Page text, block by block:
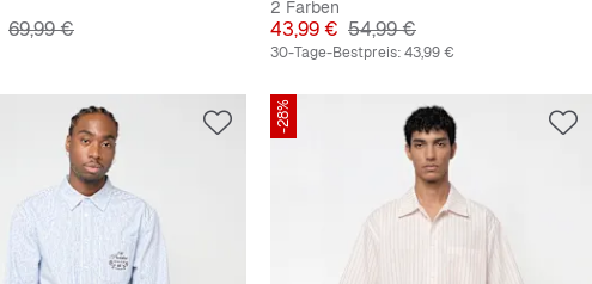
Originalpreis
69,99 €
2 Farben
Preis
43,99 € Originalpreis
54,99 €
30-Tage-Bestpreis:43,99 €
-28%